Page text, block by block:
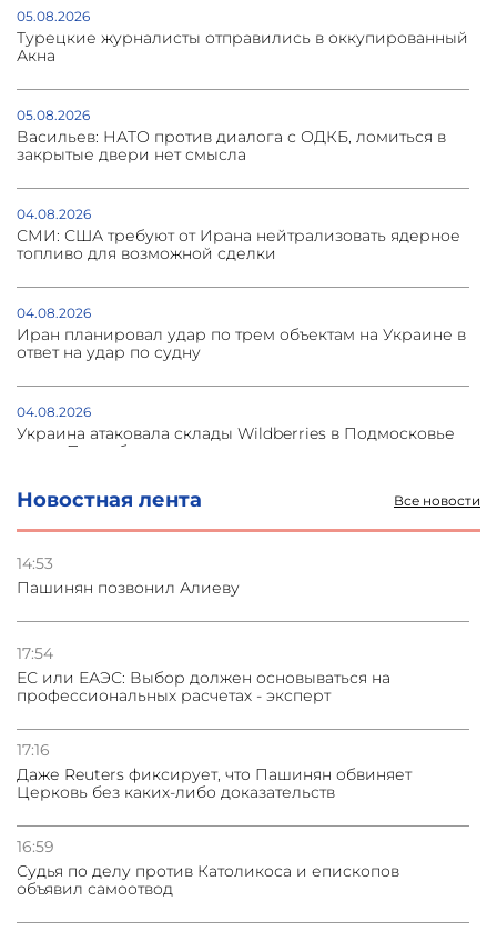
Новостная лента Все новости
14:53
Пашинян позвонил Алиеву
17:54
ЕС или ЕАЭС: Выбор должен основываться на
профессиональных расчетах - эксперт
17:16
Даже Reuters фиксирует, что Пашинян обвиняет
Церковь без каких-либо доказательств
16:59
Судья по делу против Католикоса и епископов
объявил самоотвод
05.08.2026
Турецкие журналисты отправились в оккупированный
Акна
05.08.2026
Васильев: НАТО против диалога с ОДКБ, ломиться в
закрытые двери нет смысла
04.08.2026
СМИ: США требуют от Ирана нейтрализовать ядерное
топливо для возможной сделки
04.08.2026
Иран планировал удар по трем объектам на Украине в
ответ на удар по судну
04.08.2026
Украина атаковала склады Wildberries в Подмосковье
и под Петербургом
03.08.2026
Стратегия безопасности ОДКБ допускает применение
Азербайджане
31.07.2026
Сотрудничество и очереди – детали визита главы
погрануправления СНБ Армении в Тбилиси